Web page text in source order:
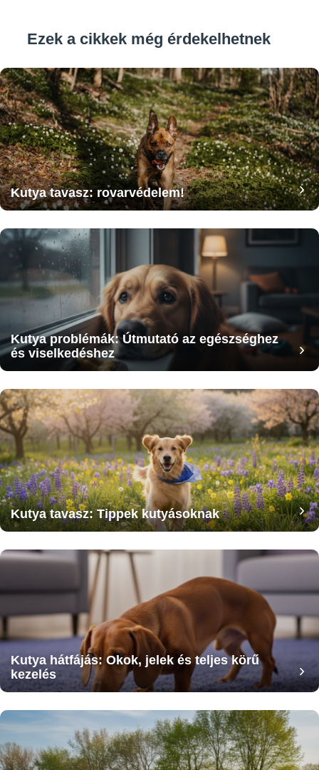
Ezek a cikkek még érdekelhetnek
Kutya tavasz: rovarvédelem!
Kutya problémák: Útmutató az egészséghez
és viselkedéshez
Kutya tavasz: Tippek kutyásoknak
Kutya hátfájás: Okok, jelek és teljes körű
kezelés